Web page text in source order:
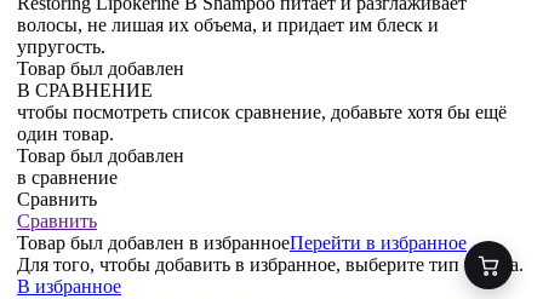
волосы, не лишая их объема, и придает им блеск и
упругость.
Товар был добавлен
В СРАВНЕНИЕ
чтобы посмотреть список сравнение, добавьте хотя бы ещё
один товар.
Товар был добавлен
в сравнение
Сравнить
Сравнить
Товар был добавлен в избранноеПерейти в избранное
Для того, чтобы добавить в избранное, выберите тип товара.
В избранное